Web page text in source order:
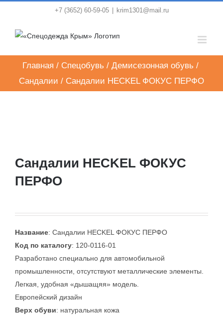
content
+7 (3652) 60-59-05 krim1301@mail.ru
Главная / Спецобувь / Демисезонная обувь /
Сандалии / Сандалии HECKEL ФОКУС ПЕРФО
Сандалии HECKEL ФОКУС
ПЕРФО
Название: Сандалии HECKEL ФОКУС ПЕРФО
Код по каталогу: 120-0116-01
Разработано специально для автомобильной
промышленности, отсутствуют металлические элементы.
Легкая, удобная «дышащяя» модель.
Европейский дизайн
Верх обуви: натуральная кожа